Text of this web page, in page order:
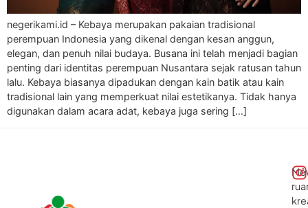
negerikami.id – Kebaya merupakan pakaian tradisional
perempuan Indonesia yang dikenal dengan kesan anggun,
elegan, dan penuh nilai budaya. Busana ini telah menjadi bagian
penting dari identitas perempuan Nusantara sejak ratusan tahun
lalu. Kebaya biasanya dipadukan dengan kain batik atau kain
tradisional lain yang memperkuat nilai estetikanya. Tidak hanya
digunakan dalam acara adat, kebaya juga sering […]